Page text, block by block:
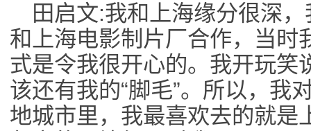
田启文:我和上海缘分很深
和上海电影制片厂合作，当时
式是令我很开心的。我开玩笑
该还有我的“脚毛”。所以，我
地城市里，我最喜欢去的就是